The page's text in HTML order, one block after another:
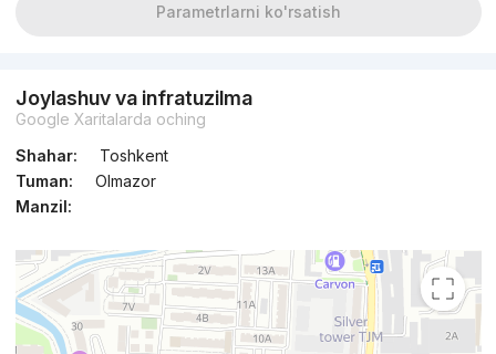
Parametrlarni ko'rsatish
Joylashuv va infratuzilma
Google Xaritalarda oching
Shahar:
Toshkent
Tuman:
Olmazor
Manzil: